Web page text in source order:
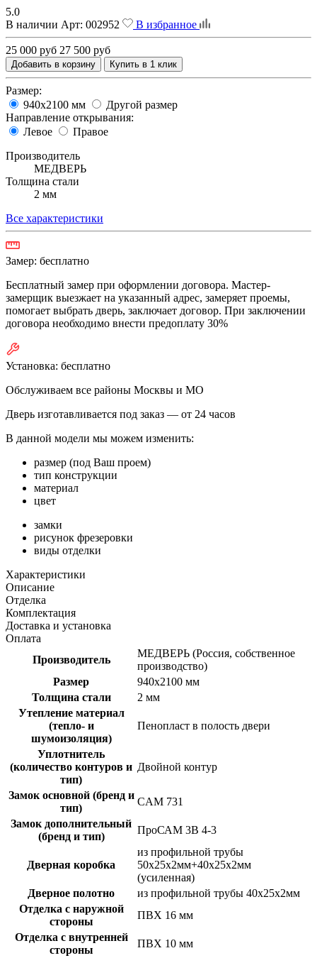
5.0
В наличии Арт: 002952 В избранное
25 000 руб 27 500 руб
Добавить в корзину Купить в 1 клик
Размер:
940х2100 мм
Другой размер
Направление открывания:
Левое
Правое
Производитель
МЕДВЕРЬ
Толщина стали
2 мм
Все характеристики
Замер: бесплатно
Бесплатный замер при оформлении договора. Мастер-
замерщик выезжает на указанный адрес, замеряет проемы,
помогает выбрать дверь, заключает договор. При заключении
договора необходимо внести предоплату 30%
Установка: бесплатно
Обслуживаем все районы Москвы и МО
Дверь изготавливается под заказ — от 24 часов
В данной модели мы можем изменить:
размер (под Ваш проем)
тип конструкции
материал
цвет
замки
рисунок фрезеровки
виды отделки
Характеристики
Описание
Отделка
Комплектация
Доставка и установка
Оплата
Производитель
МЕДВЕРЬ (Россия, собственное
производство)
Размер
940х2100 мм
Толщина стали
2 мм
Утепление материал
(тепло- и
шумоизоляция)
Пенопласт в полость двери
Уплотнитель
(количество контуров и
тип)
Двойной контур
Замок основной (бренд и
тип)
CAM 731
Замок дополнительный
(бренд и тип)
ПроСАМ 3В 4-3
Дверная коробка
из профильной трубы
50х25х2мм+40х25х2мм
(усиленная)
Дверное полотно
из профильной трубы 40х25х2мм
Отделка с наружной
стороны
ПВХ 16 мм
Отделка с внутренней
стороны
ПВХ 10 мм